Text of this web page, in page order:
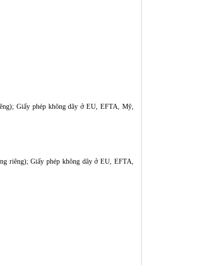
Giấy phép không dây ở EU, EFTA, Mỹ,
riêng); Giấy phép không dây ở EU, EFTA,